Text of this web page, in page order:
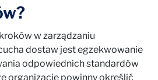
w zarządzaniu
dostaw jest egzekwowanie
odpowiednich standardów
organizacje powinny określić